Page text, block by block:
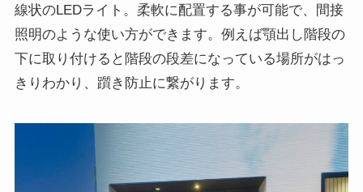
線状のLEDライト。柔軟に配置する事が可能で、間接
照明のような使い方ができます。例えば顎出し階段の
下に取り付けると階段の段差になっている場所がはっ
きりわかり、躓き防止に繋がります。